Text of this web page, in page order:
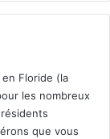
Floride (la
les nombreux
que vous